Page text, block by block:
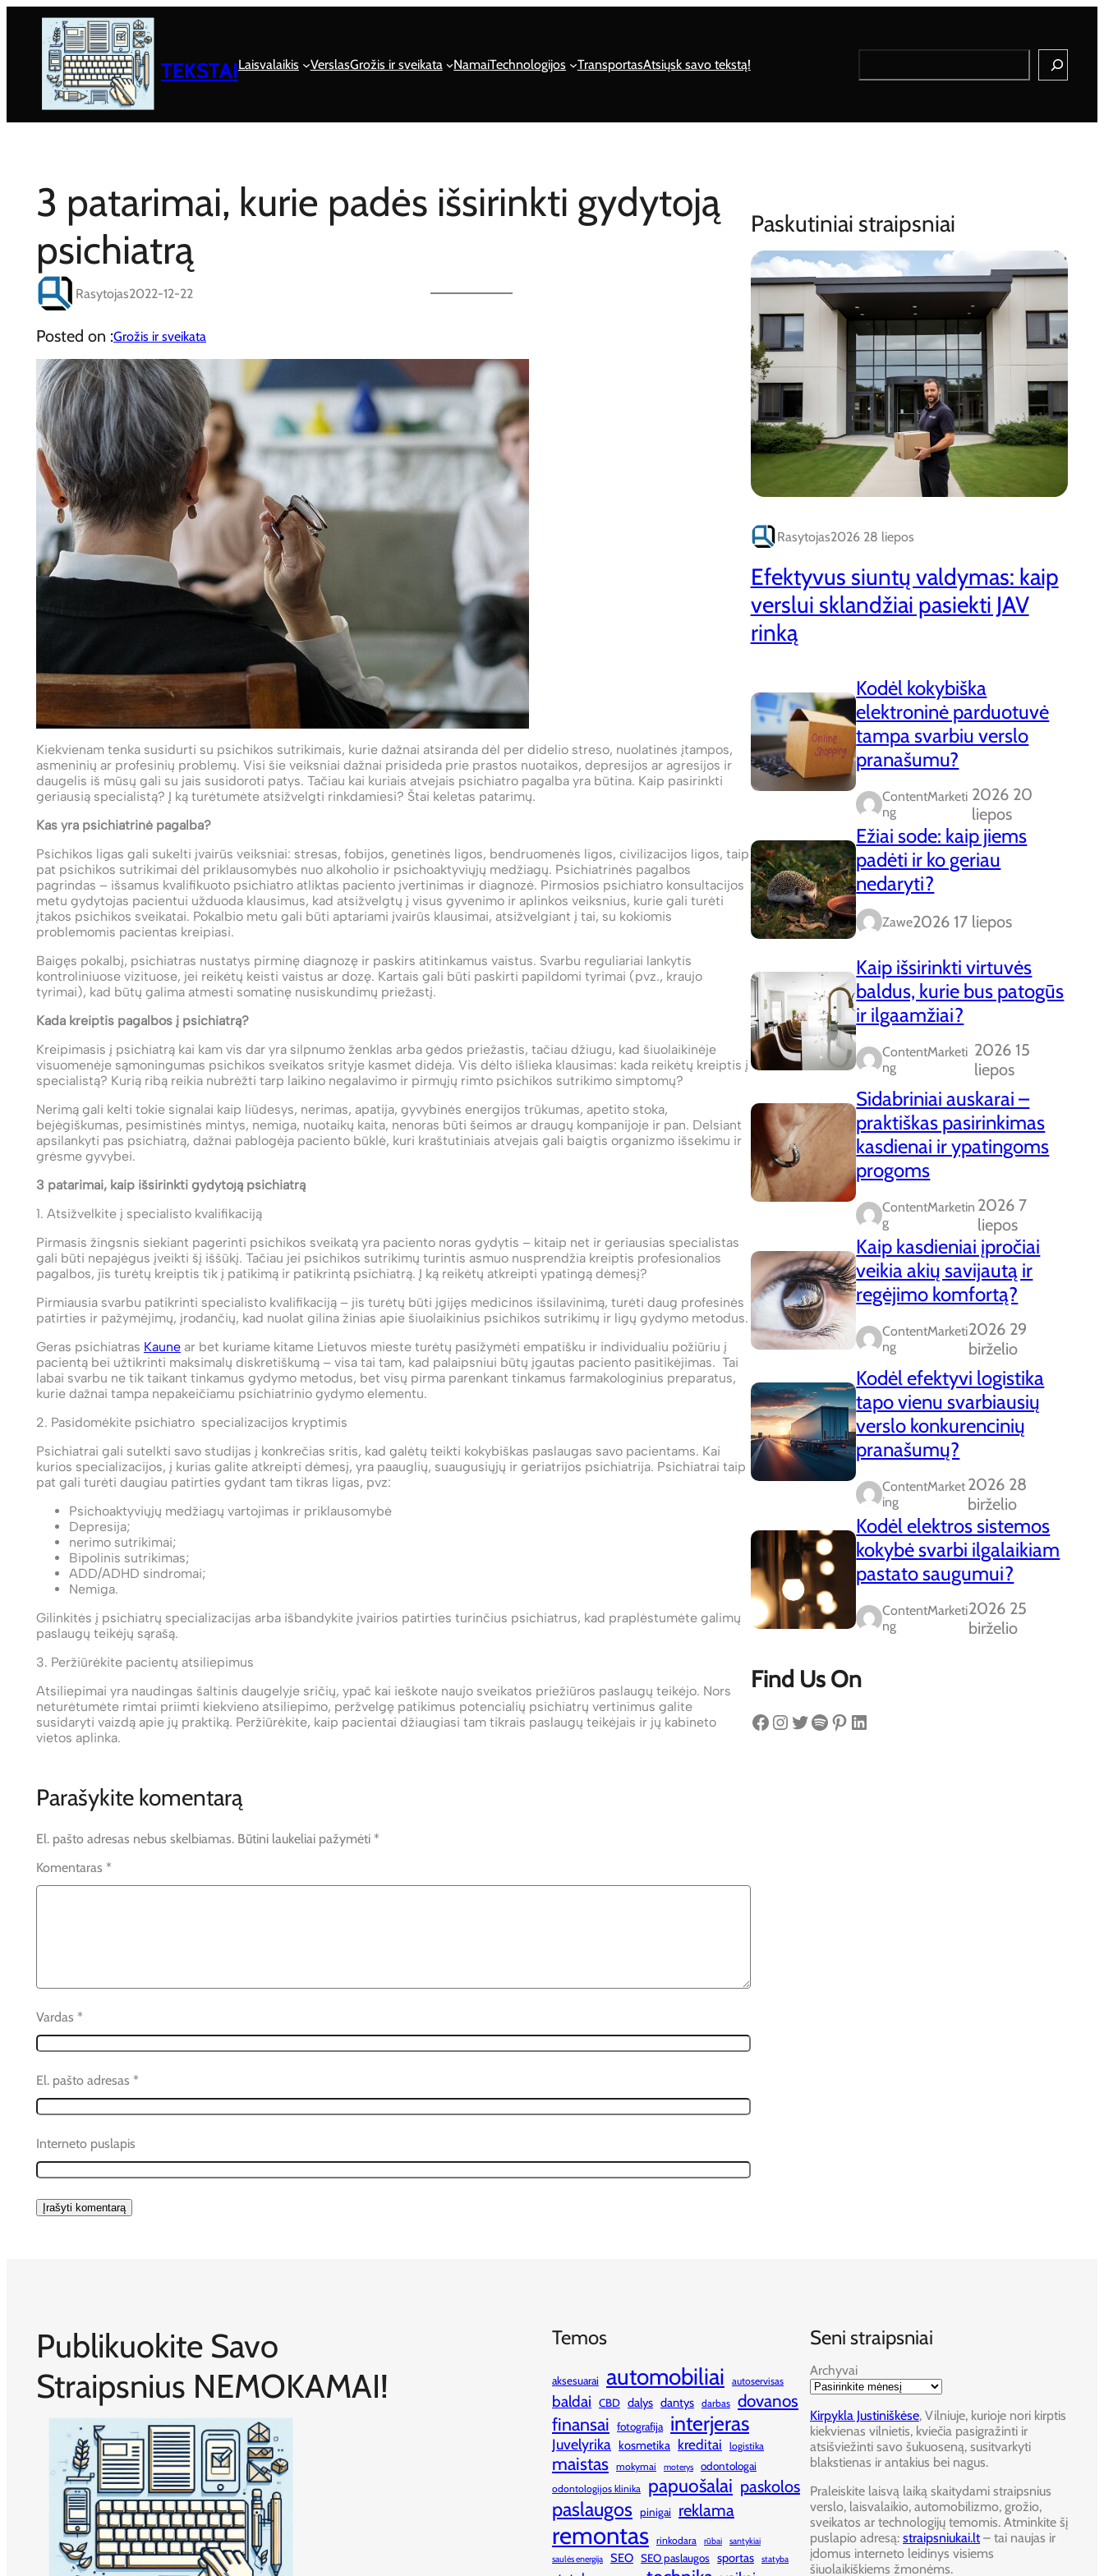
TEKSTAILaisvalaikis VerslasGrožis ir sveikata NamaiTechnologijos TransportasAtsiųsk savo tekstą!
Search
3 patarimai, kurie padės išsirinkti gydytoją
psichiatrą
Rasytojas2022-12-22
Posted on :Grožis ir sveikata
Kiekvienam tenka susidurti su psichikos sutrikimais, kurie dažnai atsiranda dėl per didelio streso, nuolatinės įtampos,
asmeninių ar profesinių problemų. Visi šie veiksniai dažnai prisideda prie prastos nuotaikos, depresijos ar agresijos ir
daugelis iš mūsų gali su jais susidoroti patys. Tačiau kai kuriais atvejais psichiatro pagalba yra būtina. Kaip pasirinkti
geriausią specialistą? Į ką turėtumėte atsižvelgti rinkdamiesi? Štai keletas patarimų.
Kas yra psichiatrinė pagalba?
Psichikos ligas gali sukelti įvairūs veiksniai: stresas, fobijos, genetinės ligos, bendruomenės ligos, civilizacijos ligos, taip
pat psichikos sutrikimai dėl priklausomybės nuo alkoholio ir psichoaktyviųjų medžiagų. Psichiatrinės pagalbos
pagrindas – išsamus kvalifikuoto psichiatro atliktas paciento įvertinimas ir diagnozė. Pirmosios psichiatro konsultacijos
metu gydytojas pacientui užduoda klausimus, kad atsižvelgtų į visus gyvenimo ir aplinkos veiksnius, kurie gali turėti
įtakos psichikos sveikatai. Pokalbio metu gali būti aptariami įvairūs klausimai, atsižvelgiant į tai, su kokiomis
problemomis pacientas kreipiasi.
Baigęs pokalbį, psichiatras nustatys pirminę diagnozę ir paskirs atitinkamus vaistus. Svarbu reguliariai lankytis
kontroliniuose vizituose, jei reikėtų keisti vaistus ar dozę. Kartais gali būti paskirti papildomi tyrimai (pvz., kraujo
tyrimai), kad būtų galima atmesti somatinę nusiskundimų priežastį.
Kada kreiptis pagalbos į psichiatrą?
Kreipimasis į psichiatrą kai kam vis dar yra silpnumo ženklas arba gėdos priežastis, tačiau džiugu, kad šiuolaikinėje
visuomenėje sąmoningumas psichikos sveikatos srityje kasmet didėja. Vis dėlto išlieka klausimas: kada reikėtų kreiptis į
specialistą? Kurią ribą reikia nubrėžti tarp laikino negalavimo ir pirmųjų rimto psichikos sutrikimo simptomų?
Nerimą gali kelti tokie signalai kaip liūdesys, nerimas, apatija, gyvybinės energijos trūkumas, apetito stoka,
bejėgiškumas, pesimistinės mintys, nemiga, nuotaikų kaita, nenoras būti šeimos ar draugų kompanijoje ir pan. Delsiant
apsilankyti pas psichiatrą, dažnai pablogėja paciento būklė, kuri kraštutiniais atvejais gali baigtis organizmo išsekimu ir
grėsme gyvybei.
3 patarimai, kaip išsirinkti gydytoją psichiatrą
1. Atsižvelkite į specialisto kvalifikaciją
Pirmasis žingsnis siekiant pagerinti psichikos sveikatą yra paciento noras gydytis – kitaip net ir geriausias specialistas
gali būti nepajėgus įveikti šį iššūkį. Tačiau jei psichikos sutrikimų turintis asmuo nusprendžia kreiptis profesionalios
pagalbos, jis turėtų kreiptis tik į patikimą ir patikrintą psichiatrą. Į ką reikėtų atkreipti ypatingą dėmesį?
Pirmiausia svarbu patikrinti specialisto kvalifikaciją – jis turėtų būti įgijęs medicinos išsilavinimą, turėti daug profesinės
patirties ir pažymėjimų, įrodančių, kad nuolat gilina žinias apie šiuolaikinius psichikos sutrikimų ir ligų gydymo metodus.
Geras psichiatras Kaune ar bet kuriame kitame Lietuvos mieste turėtų pasižymėti empatišku ir individualiu požiūriu į
pacientą bei užtikrinti maksimalų diskretiškumą – visa tai tam, kad palaipsniui būtų įgautas paciento pasitikėjimas. Tai
labai svarbu ne tik taikant tinkamus gydymo metodus, bet visų pirma parenkant tinkamus farmakologinius preparatus,
kurie dažnai tampa nepakeičiamu psichiatrinio gydymo elementu.
2. Pasidomėkite psichiatro specializacijos kryptimis
Psichiatrai gali sutelkti savo studijas į konkrečias sritis, kad galėtų teikti kokybiškas paslaugas savo pacientams. Kai
kurios specializacijos, į kurias galite atkreipti dėmesį, yra paauglių, suaugusiųjų ir geriatrijos psichiatrija. Psichiatrai taip
pat gali turėti daugiau patirties gydant tam tikras ligas, pvz:
Psichoaktyviųjų medžiagų vartojimas ir priklausomybė
Depresija;
nerimo sutrikimai;
Bipolinis sutrikimas;
ADD/ADHD sindromai;
Nemiga.
Gilinkitės į psichiatrų specializacijas arba išbandykite įvairios patirties turinčius psichiatrus, kad praplėstumėte galimų
paslaugų teikėjų sąrašą.
3. Peržiūrėkite pacientų atsiliepimus
Atsiliepimai yra naudingas šaltinis daugelyje sričių, ypač kai ieškote naujo sveikatos priežiūros paslaugų teikėjo. Nors
neturėtumėte rimtai priimti kiekvieno atsiliepimo, peržvelgę patikimus potencialių psichiatrų vertinimus galite
susidaryti vaizdą apie jų praktiką. Peržiūrėkite, kaip pacientai džiaugiasi tam tikrais paslaugų teikėjais ir jų kabineto
vietos aplinka.
Parašykite komentarą
El. pašto adresas nebus skelbiamas. Būtini laukeliai pažymėti *
Komentaras *
Vardas *
El. pašto adresas *
Interneto puslapis
Paskutiniai straipsniai
Rasytojas2026 28 liepos
Efektyvus siuntų valdymas: kaip
verslui sklandžiai pasiekti JAV
rinką
Kodėl kokybiška
elektroninė parduotuvė
tampa svarbiu verslo
pranašumu?
ContentMarketi
Ng
2026 20
liepos
Ežiai sode: kaip jiems
padėti ir ko geriau
nedaryti?
Zawe2026 17 liepos
Kaip išsirinkti virtuvės
baldus, kurie bus patogūs
ir ilgaamžiai?
ContentMarketi
Ng
2026 15
liepos
Sidabriniai auskarai –
praktiškas pasirinkimas
kasdienai ir ypatingoms
progoms
ContentMarketin
G
2026 7
liepos
Kaip kasdieniai įpročiai
veikia akių savijautą ir
regėjimo komfortą?
ContentMarketi
Ng
2026 29
birželio
Kodėl efektyvi logistika
tapo vienu svarbiausių
verslo konkurencinių
pranašumų?
ContentMarket
Ing
2026 28
birželio
Kodėl elektros sistemos
kokybė svarbi ilgalaikiam
pastato saugumui?
ContentMarketi
Ng
2026 25
birželio
Find Us On
Facebook Instagram Twitter Spotify Pinterest LinkedIn
Publikuokite Savo
Straipsnius NEMOKAMAI!
Temos
aksesuarai automobiliai autoservisas
baldai CBD dalys dantys darbas dovanos
finansai fotografija interjeras
Juvelyrika kosmetika kreditai logistika
maistas mokymai moterys odontologai
odontologijos klinika papuošalai paskolos
paslaugos pinigai reklama
remontas rinkodara rūbai
santykiai
saulės energija
SEO SEO paslaugos sportas statyba
Seni straipsniai
Archyvai
Kirpykla Justiniškėse, Vilniuje, kurioje nori kirptis
kiekvienas vilnietis, kviečia pasigražinti ir
atsišviežinti savo šukuoseną, susitvarkyti
blakstienas ir antakius bei nagus.
Praleiskite laisvą laiką skaitydami straipsnius
verslo, laisvalaikio, automobilizmo, grožio,
sveikatos ar technologijų temomis. Atminkite šį
puslapio adresą: straipsniukai.lt– tai naujas ir
įdomus interneto leidinys visiems
šiuolaikiškiems žmonėms.